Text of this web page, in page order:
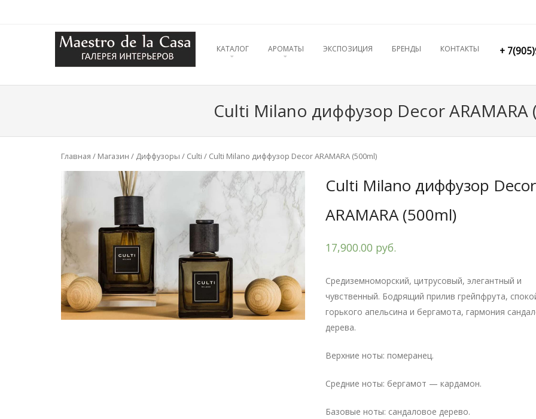
Menu
SKIP TO CONTENT
КАТАЛОГ АРОМАТЫ ЭКСПОЗИЦИЯ БРЕНДЫ КОНТАКТЫ +
Culti Milano диффузор Decor ARAMARA
Главная / Магазин / Диффузоры / Culti / Culti Milano диффузор Decor ARAMARA (500ml)
Culti Milano диффузор Decor
ARAMARA (500ml)
17,900.00 руб.
Cредиземноморский, цитрусовый, элегантный и
чувственный. Бодрящий прилив грейпфрута,
горького апельсина и бергамота, гармония
дерева.
Верхние ноты: померанец.
Средние ноты: бергамот — кардамон.
Базовые ноты: сандаловое дерево.